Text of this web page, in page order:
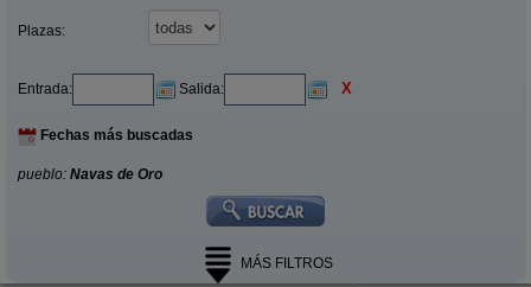
Plazas:
Entrada: Salida: X
Fechas más buscadas
pueblo: Navas de Oro
MÁS FILTROS